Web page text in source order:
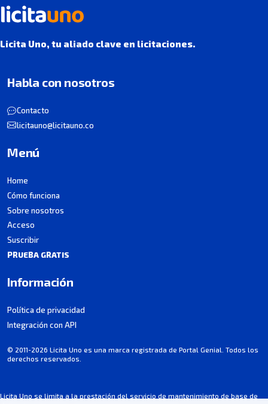
Licita Uno, tu aliado clave en licitaciones.
Licita Uno se limita a la prestación del servicio de mantenimiento de base de
Habla con nosotros
Contacto
licitauno@licitauno.co
Menú
Home
Cómo funciona
Sobre nosotros
Acceso
Suscribir
PRUEBA GRATIS
Información
Política de privacidad
Integración con API
© 2011-2026 Licita Uno es una marca registrada de Portal Genial. Todos los
derechos reservados.